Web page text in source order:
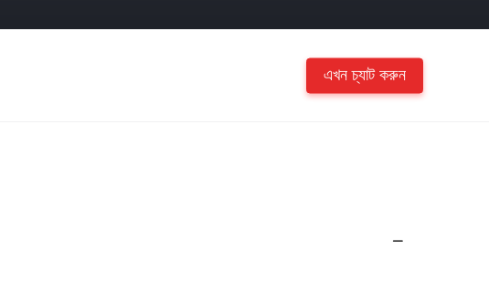
এখন চ্যাট করুন